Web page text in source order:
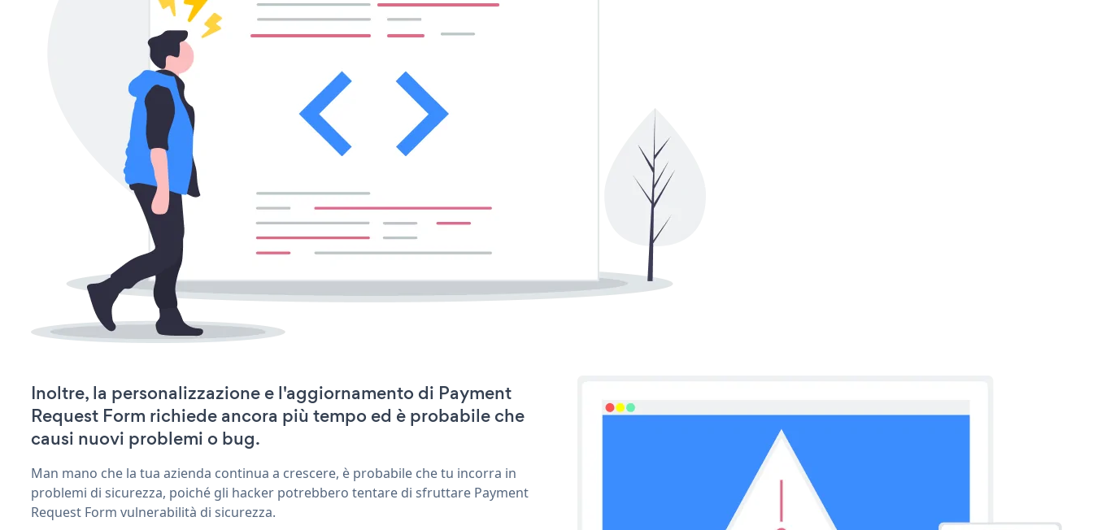
Inoltre, la personalizzazione e l'aggiornamento di Payment
Request Form richiede ancora più tempo ed è probabile che
causi nuovi problemi o bug.
Man mano che la tua azienda continua a crescere, è probabile che tu incorra in
problemi di sicurezza, poiché gli hacker potrebbero tentare di sfruttare Payment
Request Form vulnerabilità di sicurezza.